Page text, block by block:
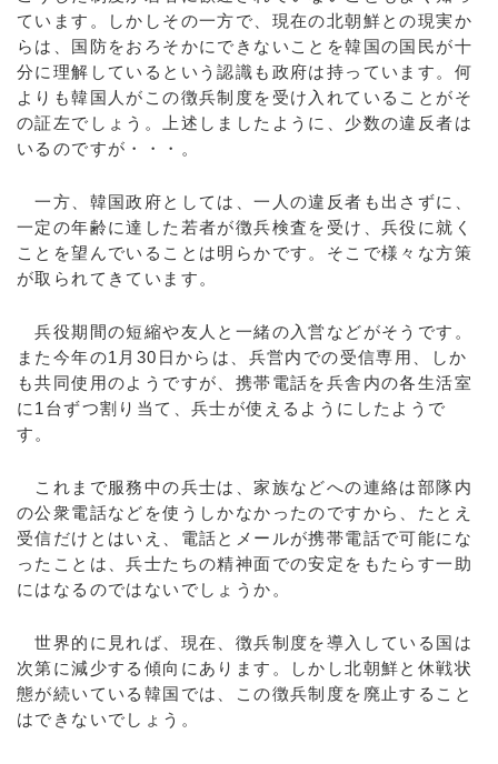
ています。しかしその一方で、現在の北朝鮮との現実か
らは、国防をおろそかにできないことを韓国の国民が十
分に理解しているという認識も政府は持っています。何
よりも韓国人がこの徴兵制度を受け入れていることがそ
の証左でしょう。上述しましたように、少数の違反者は
いるのですが・・・。
一方、韓国政府としては、一人の違反者も出さずに、
一定の年齢に達した若者が徴兵検査を受け、兵役に就く
ことを望んでいることは明らかです。そこで様々な方策
が取られてきています。
兵役期間の短縮や友人と一緒の入営などがそうです。
また今年の1月30日からは、兵営内での受信専用、しか
も共同使用のようですが、携帯電話を兵舎内の各生活室
に1台ずつ割り当て、兵士が使えるようにしたようで
す。
これまで服務中の兵士は、家族などへの連絡は部隊内
の公衆電話などを使うしかなかったのですから、たとえ
受信だけとはいえ、電話とメールが携帯電話で可能にな
ったことは、兵士たちの精神面での安定をもたらす一助
にはなるのではないでしょうか。
世界的に見れば、現在、徴兵制度を導入している国は
次第に減少する傾向にあります。しかし北朝鮮と休戦状
態が続いている韓国では、この徴兵制度を廃止すること
はできないでしょう。